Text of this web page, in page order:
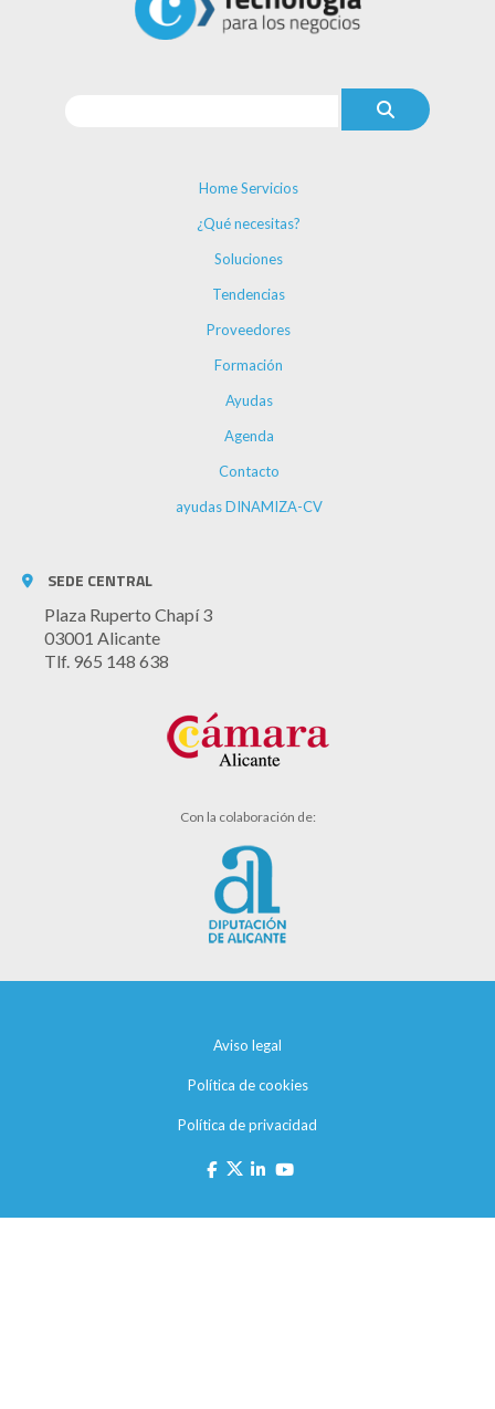
Home Servicios
¿Qué necesitas?
Soluciones
Tendencias
Proveedores
Formación
Ayudas
Agenda
Contacto
ayudas DINAMIZA-CV
SEDE CENTRAL
Plaza Ruperto Chapí 3
03001 Alicante
Tlf. 965 148 638
Con la colaboración de:
Aviso legal
Política de cookies
Política de privacidad